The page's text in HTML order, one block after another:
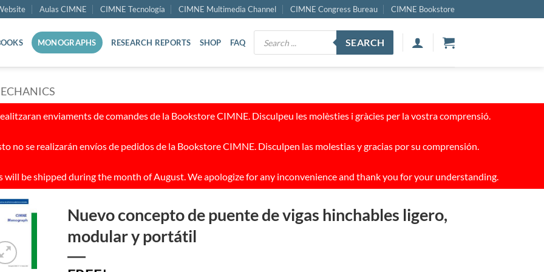
Aulas CIMNE CIMNE Tecnología CIMNE Multimedia Channel CIMNE Congress Bureau CIMNE Bookstore
MONOGRAPHS RESEARCH REPORTS SHOP FAQ
Products
search
SEARCH
enviaments de comandes de la Bookstore CIMNE. Disculpeu les molèsties i gràcies per la vostra comprensió.
no se realizarán envíos de pedidos de la Bookstore CIMNE. Disculpen las molestias y gracias por su comprensión.
be shipped during the month of August. We apologize for any inconvenience and thank you for your understanding.
Nuevo concepto de puente de vigas hinchables ligero,
modular y portátil